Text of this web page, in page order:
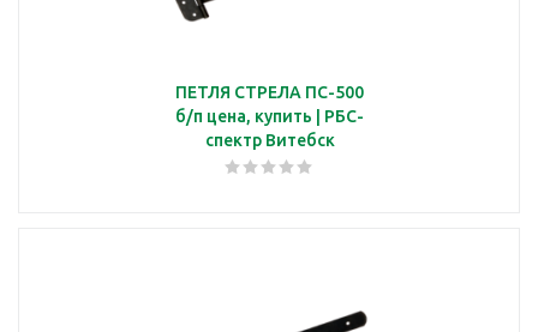
ПЕТЛЯ СТРЕЛА ПС-500
б/п цена, купить | РБС-
спектр Витебск